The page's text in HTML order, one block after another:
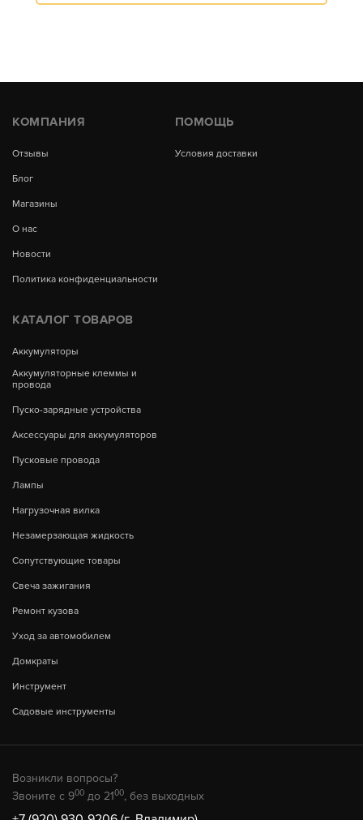
КОМПАНИЯ
Отзывы
Блог
Магазины
О нас
Новости
Политика конфиденциальности
ПОМОЩЬ
Условия доставки
КАТАЛОГ ТОВАРОВ
Аккумуляторы
Аккумуляторные клеммы и
провода
Пуско-зарядные устройства
Аксессуары для аккумуляторов
Пусковые провода
Лампы
Нагрузочная вилка
Незамерзающая жидкость
Сопутствующие товары
Свеча зажигания
Ремонт кузова
Уход за автомобилем
Домкраты
Инструмент
Садовые инструменты
Возникли вопросы?
Звоните с 900 до 2100, без выходных